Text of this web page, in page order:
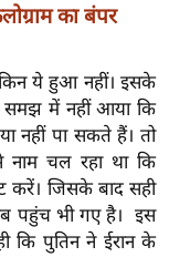
का बंपर
ये हुआ नहीं। इसके
समझ में नहीं आया कि
नहीं पा सकते हैं। तो
चल रहा था कि
करें। जिसके बाद सही
पहुंच भी गए है। इस
कि पुतिन ने ईरान के